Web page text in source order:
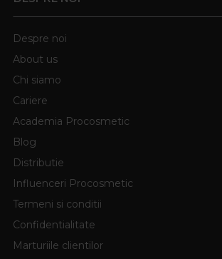
Despre noi
About us
Chi siamo
Cariere
Academia Procosmetic
Blog
Distributie
Influenceri Procosmetic
Termeni si conditii
Confidentialitate
Marturiile clientilor